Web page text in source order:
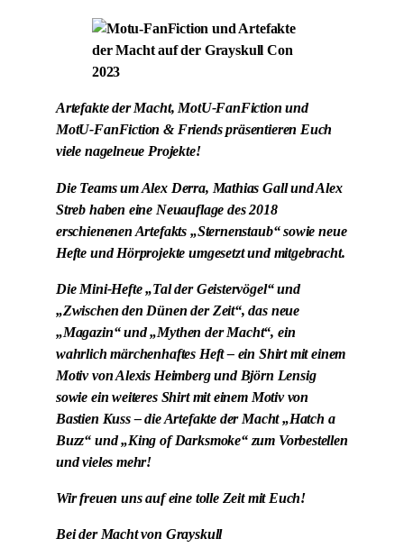
Artefakte der Macht, MotU-FanFiction und
MotU-FanFiction & Friends präsentieren Euch
viele nagelneue Projekte!
Die Teams um Alex Derra, Mathias Gall und Alex
Streb haben eine Neuauflage des 2018
erschienenen Artefakts „Sternenstaub“ sowie neue
Hefte und Hörprojekte umgesetzt und mitgebracht.
Die Mini-Hefte „Tal der Geistervögel“ und
„Zwischen den Dünen der Zeit“, das neue
„Magazin“ und „Mythen der Macht“, ein
wahrlich märchenhaftes Heft – ein Shirt mit einem
Motiv von Alexis Heimberg und Björn Lensig
sowie ein weiteres Shirt mit einem Motiv von
Bastien Kuss – die Artefakte der Macht „Hatch a
Buzz“ und „King of Darksmoke“ zum Vorbestellen
und vieles mehr!
Wir freuen uns auf eine tolle Zeit mit Euch!
Bei der Macht von Grayskull